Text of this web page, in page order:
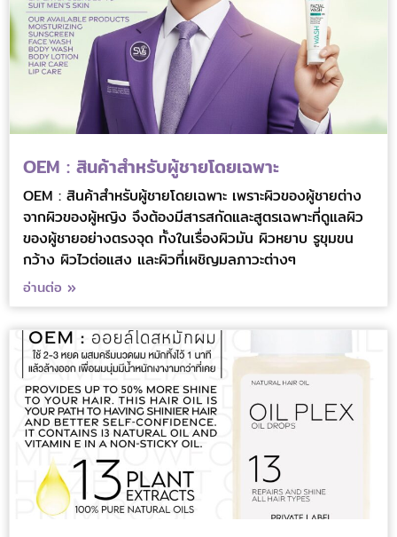
OEM : สินค้าสำหรับผู้ชายโดยเฉพาะ
OEM : สินค้าสำหรับผู้ชายโดยเฉพาะ เพราะผิวของผู้ชายต่าง
จากผิวของผู้หญิง จึงต้องมีสารสกัดและสูตรเฉพาะที่ดูแลผิว
ของผู้ชายอย่างตรงจุด ทั้งในเรื่องผิวมัน ผิวหยาบ รูขุมขน
กว้าง ผิวไวต่อแสง และผิวที่เผชิญมลภาวะต่างๆ
อ่านต่อ »